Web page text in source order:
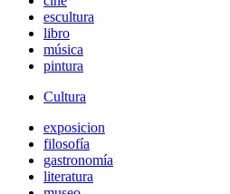
escultura
libro
música
pintura
Cultura
exposicion
filosofía
gastronomía
literatura